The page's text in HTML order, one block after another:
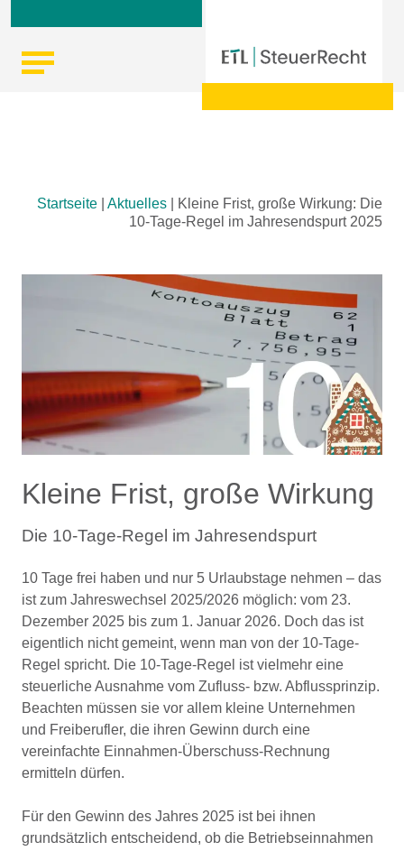
Startseite Aktuelles
Kleine Frist, große Wirkung: Die
10-Tage-Regel im Jahresendspurt 2025
Kleine Frist, große Wirkung
Die 10-Tage-Regel im Jahresendspurt
10 Tage frei haben und nur 5 Urlaubstage nehmen – das
ist zum Jahreswechsel 2025/2026 möglich: vom 23.
Dezember 2025 bis zum 1. Januar 2026. Doch das ist
eigentlich nicht gemeint, wenn man von der 10-Tage-
Regel spricht. Die 10-Tage-Regel ist vielmehr eine
steuerliche Ausnahme vom Zufluss- bzw. Abflussprinzip.
Beachten müssen sie vor allem kleine Unternehmen
und Freiberufler, die ihren Gewinn durch eine
vereinfachte Einnahmen-Überschuss-Rechnung
ermitteln dürfen.
Für den Gewinn des Jahres 2025 ist bei ihnen
grundsätzlich entscheidend, ob die Betriebseinnahmen